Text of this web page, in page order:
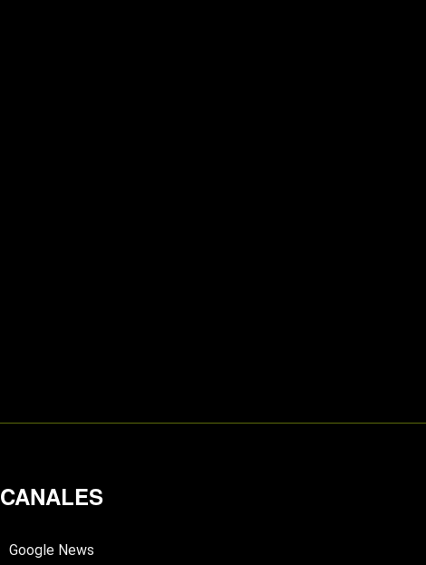
CANALES
Google News